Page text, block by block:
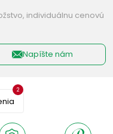
individuálnu cenovú
Napíšte nám
2